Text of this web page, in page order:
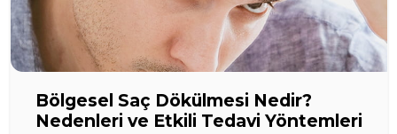
Bölgesel Saç Dökülmesi Nedir?
Nedenleri ve Etkili Tedavi Yöntemleri